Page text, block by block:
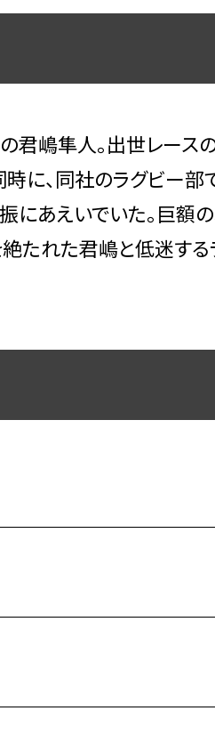
嶋隼人。出世レース
、同社のラグビー部
あえいでいた。巨額
たれた君嶋と低迷す